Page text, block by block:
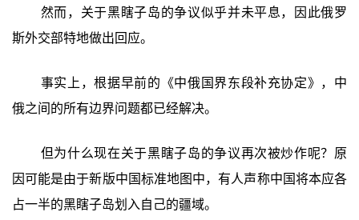
然而，关于黑瞎子岛的争议似乎并未平息，因此俄罗
斯外交部特地做出回应。
事实上，根据早前的《中俄国界东段补充协定》，中
俄之间的所有边界问题都已经解决。
但为什么现在关于黑瞎子岛的争议再次被炒作呢？原
因可能是由于新版中国标准地图中，有人声称中国将本应各
占一半的黑瞎子岛划入自己的疆域。